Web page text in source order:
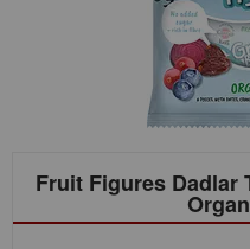
Fruit Figures Dadlar